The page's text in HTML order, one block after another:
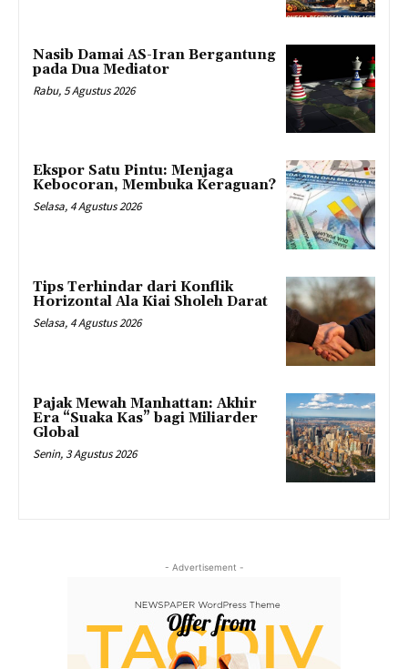
Nasib Damai AS-Iran Bergantung
pada Dua Mediator
Rabu, 5 Agustus 2026
Ekspor Satu Pintu: Menjaga
Kebocoran, Membuka Keraguan?
Selasa, 4 Agustus 2026
Tips Terhindar dari Konflik
Horizontal Ala Kiai Sholeh Darat
Selasa, 4 Agustus 2026
Pajak Mewah Manhattan: Akhir
Era “Suaka Kas” bagi Miliarder
Global
Senin, 3 Agustus 2026
- Advertisement -